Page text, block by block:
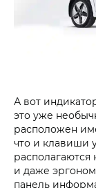
А вот
это уже
расположен
что и клавиши
располагаются
и даже
панель